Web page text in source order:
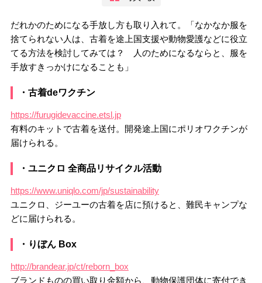
だれかのためになる手放し方も取り入れて。「なかなか服を
捨てられない人は、古着を途上国支援や動物愛護などに役立
てる方法を検討してみては？ 人のためになるならと、服を
手放すきっかけになることも」
・古着deワクチン
https://furugidevaccine.etsl.jp
有料のキットで古着を送付。開発途上国にポリオワクチンが
届けられる。
・ユニクロ 全商品リサイクル活動
https://www.uniqlo.com/jp/sustainability
ユニクロ、ジーユーの古着を店に預けると、難民キャンプな
どに届けられる。
・りぼん Box
http://brandear.jp/ct/reborn_box
ブランドものの買い取り金額から、動物保護団体に寄付でき